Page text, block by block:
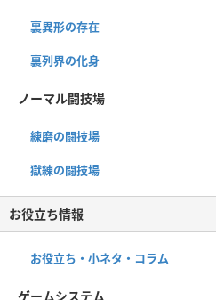
裏異形の存在
裏列界の化身
ノーマル闘技場
練磨の闘技場
獄練の闘技場
お役立ち情報
お役立ち・小ネタ・コラム
ゲームシステム